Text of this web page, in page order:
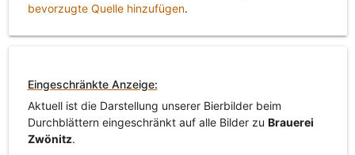
bevorzugte Quelle hinzufügen.
Eingeschränkte Anzeige:
Aktuell ist die Darstellung unserer Bierbilder beim
Durchblättern eingeschränkt auf alle Bilder zu Brauerei
Zwönitz.